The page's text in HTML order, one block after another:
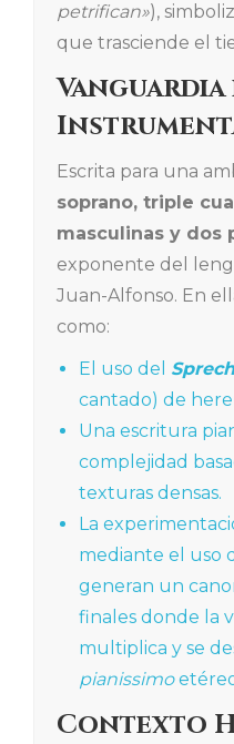
petrifican»),
que trasciende el
Vanguardia
Escrita para una
soprano, triple
masculinas y dos
exponente del
Juan-Alfonso. En
como:
El uso del
cantado) de
Una escritura
complejidad
texturas densas.
La
mediante el uso
generan un
finales donde la
multiplica y se
pianissimo
Contexto